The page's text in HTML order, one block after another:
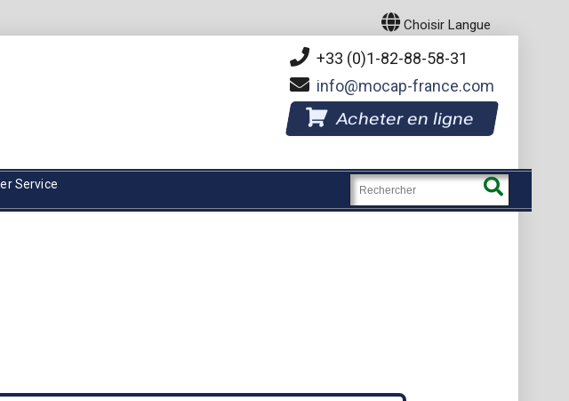
Choisir Langue
+33 (0)1-82-88-58-31
info
mocap-france.com
Acheter en ligne